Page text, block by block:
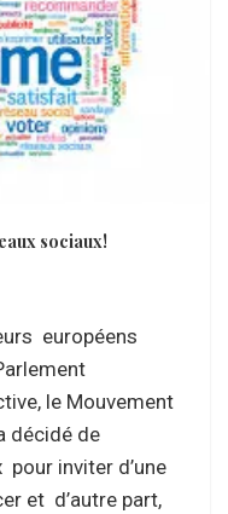
sociaux!
européens
le Mouvement
décidé de
inviter d’une
et d’autre part,